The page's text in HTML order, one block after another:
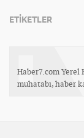
ETİKETLER
Haber7.com
muhatabı, haber